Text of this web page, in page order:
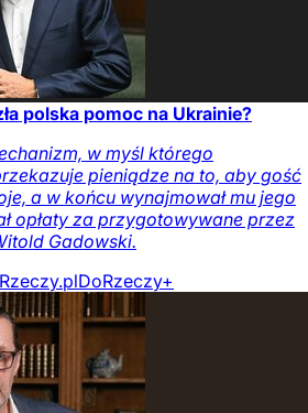
polska pomoc na Ukrainie?
w myśl którego
pieniądze na to, aby gość
a w końcu wynajmował mu jego
opłaty za przygotowywane przez
Gadowski.
DoRzeczy+